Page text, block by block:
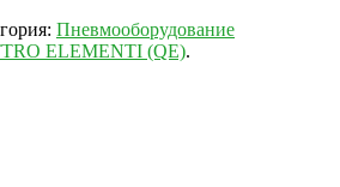
Пневмооборудование
ELEMENTI (QE).